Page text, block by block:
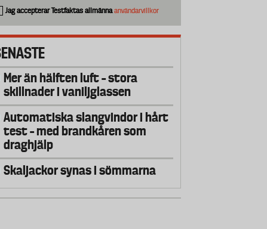
Jag accepterar Testfaktas allmännaanvändarvillkor
Mer än hälften luft – stora
skillnader i vaniljglassen
Automatiska slangvindor i hårt
test – med brandkåren som
draghjälp
Skaljackor synas i sömmarna